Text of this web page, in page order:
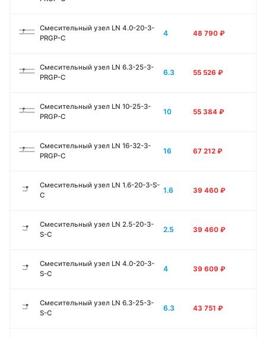
Смесительный узел LN 4.0-20-3-
PRGP-C
4 48 790 ₽
Смесительный узел LN 6.3-25-3-
PRGP-C
6.3 55 526 ₽
Смесительный узел LN 10-25-3-
PRGP-C
10 55 384 ₽
Смесительный узел LN 16-32-3-
PRGP-C
16 67 212 ₽
Смесительный узел LN 1.6-20-3-S-
C
1.6 39 460 ₽
Смесительный узел LN 2.5-20-3-
S-C
2.5 39 460 ₽
Смесительный узел LN 4.0-20-3-
S-C
4 39 609 ₽
Смесительный узел LN 6.3-25-3-
S-C
6.3 43 751 ₽